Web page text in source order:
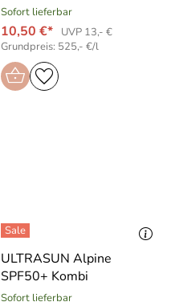
Sofort lieferbar
10,50 €*
UVP 13,- €
Grundpreis: 525,- €/l
ULTRASUN Alpine
SPF50+ Kombi
Sofort lieferbar